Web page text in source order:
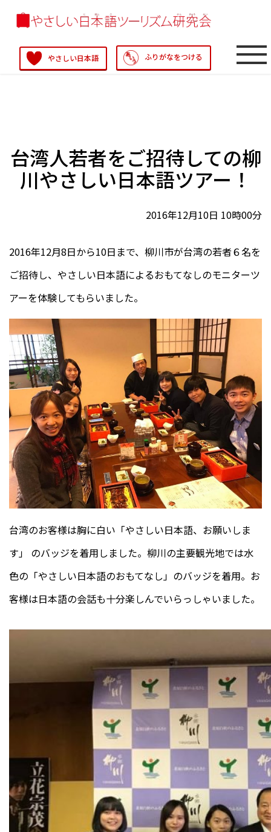
やさしい日本語 ふりがなをつける
台湾人若者をご招待しての柳
川やさしい日本語ツアー！
2016年12月10日 10時00分
2016年12月8日から10日まで、柳川市が台湾の若者６名を
ご招待し、やさしい日本語によるおもてなしのモニターツ
アーを体験してもらいました。
台湾のお客様は胸に白い「やさしい日本語、お願いしま
す」 のバッジを着用しました。柳川の主要観光地では水
色の「やさしい日本語のおもてなし」のバッジを着用。お
客様は日本語の会話も十分楽しんでいらっしゃいました。